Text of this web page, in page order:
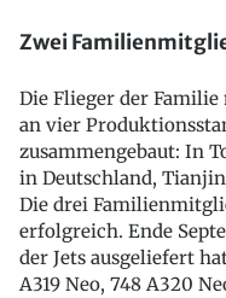
Zwei
Die Flieger der
an vier
zusammengebaut: In
in Deutschland,
Die drei
erfolgreich. Ende
der Jets ausgeliefert
A319 Neo, 748 A320